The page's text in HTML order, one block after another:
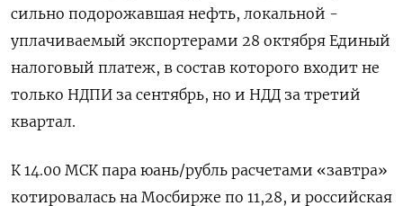
сильно подорожавшая нефть, локальной -
уплачиваемый экспортерами 28 октября Единый
налоговый платеж, в состав которого входит не
только НДПИ за сентябрь, но и НДД за третий
квартал.
К 14.00 МСК пара юань/рубль расчетами «завтра»
котировалась на Мосбирже по 11,28, и российская